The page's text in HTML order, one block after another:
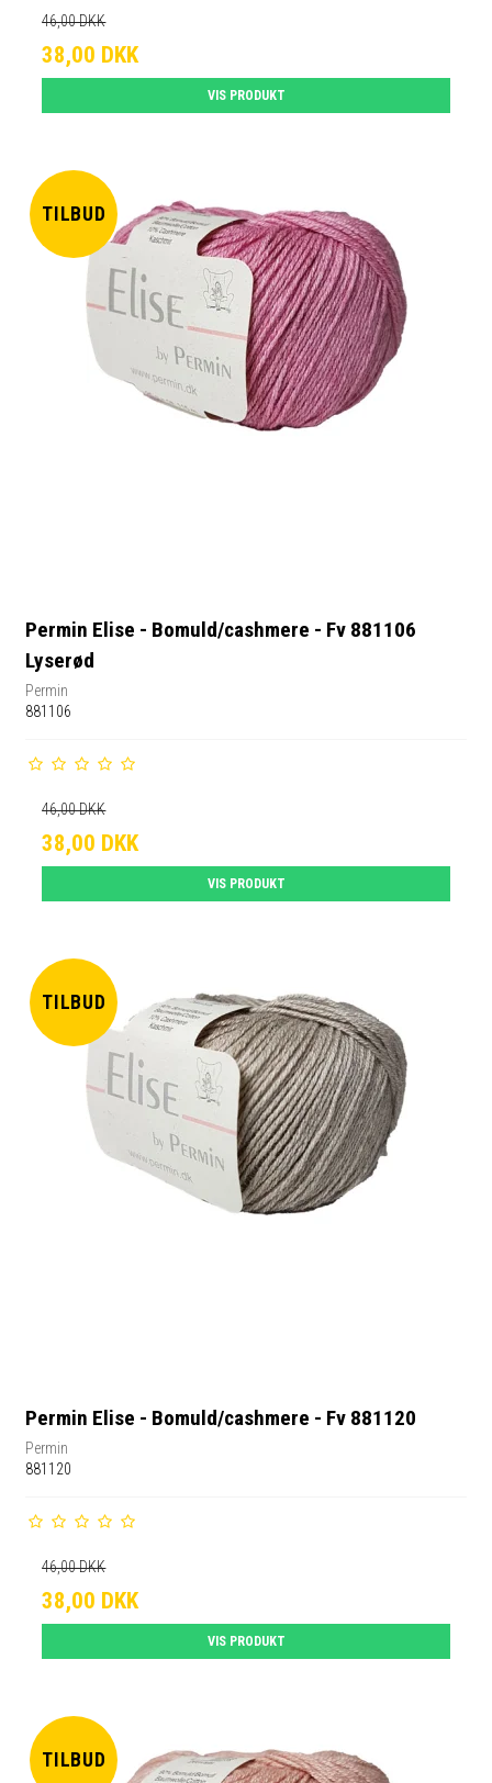
46,00 DKK
38,00 DKK
VIS PRODUKT
TILBUD
Permin Elise - Bomuld/cashmere - Fv 881106
Lyserød
Permin
881106
46,00 DKK
38,00 DKK
VIS PRODUKT
TILBUD
Permin Elise - Bomuld/cashmere - Fv 881120
Permin
881120
46,00 DKK
38,00 DKK
VIS PRODUKT
TILBUD